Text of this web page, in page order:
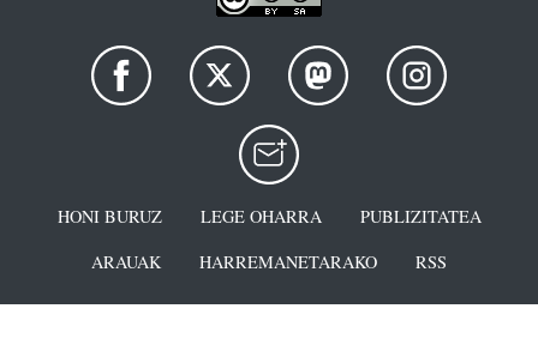
HONI BURUZ LEGE OHARRA
PUBLIZITATEA
ARAUAK
HARREMANETARAKO RSS